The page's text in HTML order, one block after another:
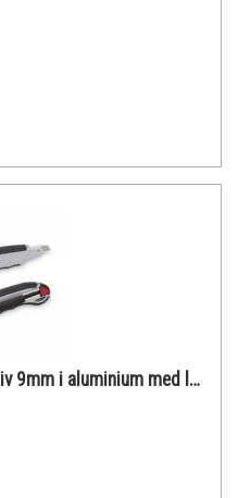
Kreator KRT000302 Hobbykniv 9mm i aluminium med lås